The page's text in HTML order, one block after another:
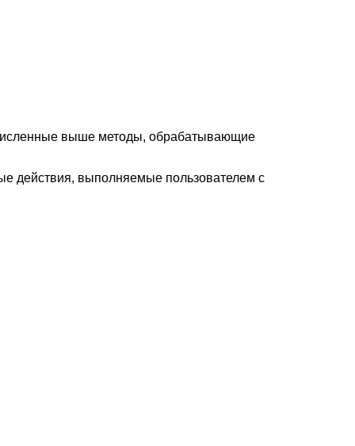
выше методы, обрабатывающие
действия, выполняемые пользователем с